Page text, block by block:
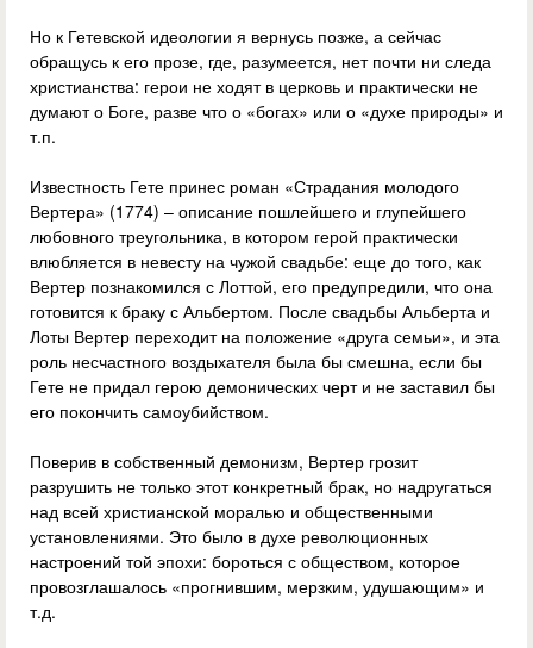
Но к Гетевской идеологии я вернусь позже, а сейчас
обращусь к его прозе, где, разумеется, нет почти ни следа
христианства: герои не ходят в церковь и практически не
думают о Боге, разве что о «богах» или о «духе природы» и
т.п.
Известность Гете принес роман «Страдания молодого
Вертера» (1774) – описание пошлейшего и глупейшего
любовного треугольника, в котором герой практически
влюбляется в невесту на чужой свадьбе: еще до того, как
Вертер познакомился с Лоттой, его предупредили, что она
готовится к браку с Альбертом. После свадьбы Альберта и
Лоты Вертер переходит на положение «друга семьи», и эта
роль несчастного воздыхателя была бы смешна, если бы
Гете не придал герою демонических черт и не заставил бы
его покончить самоубийством.
Поверив в собственный демонизм, Вертер грозит
разрушить не только этот конкретный брак, но надругаться
над всей христианской моралью и общественными
установлениями. Это было в духе революционных
настроений той эпохи: бороться с обществом, которое
провозглашалось «прогнившим, мерзким, удушающим» и
т.д.